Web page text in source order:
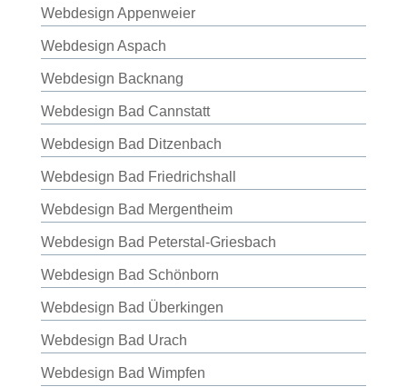
Webdesign Appenweier
Webdesign Aspach
Webdesign Backnang
Webdesign Bad Cannstatt
Webdesign Bad Ditzenbach
Webdesign Bad Friedrichshall
Webdesign Bad Mergentheim
Webdesign Bad Peterstal-Griesbach
Webdesign Bad Schönborn
Webdesign Bad Überkingen
Webdesign Bad Urach
Webdesign Bad Wimpfen